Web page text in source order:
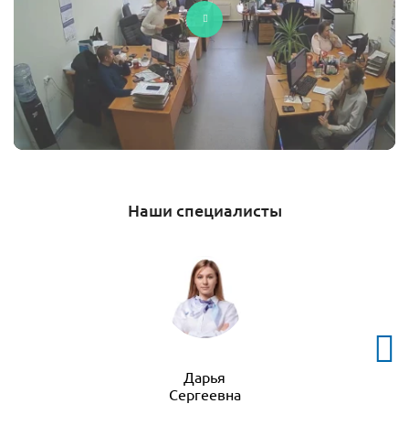
Наши специалисты
Дарья
Сергеевна